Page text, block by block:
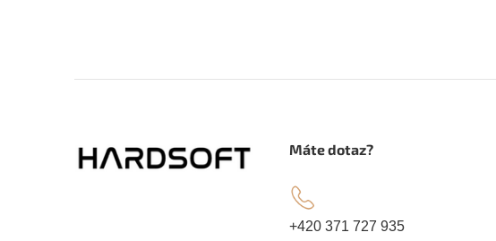
Máte dotaz?
+420 371 727 935